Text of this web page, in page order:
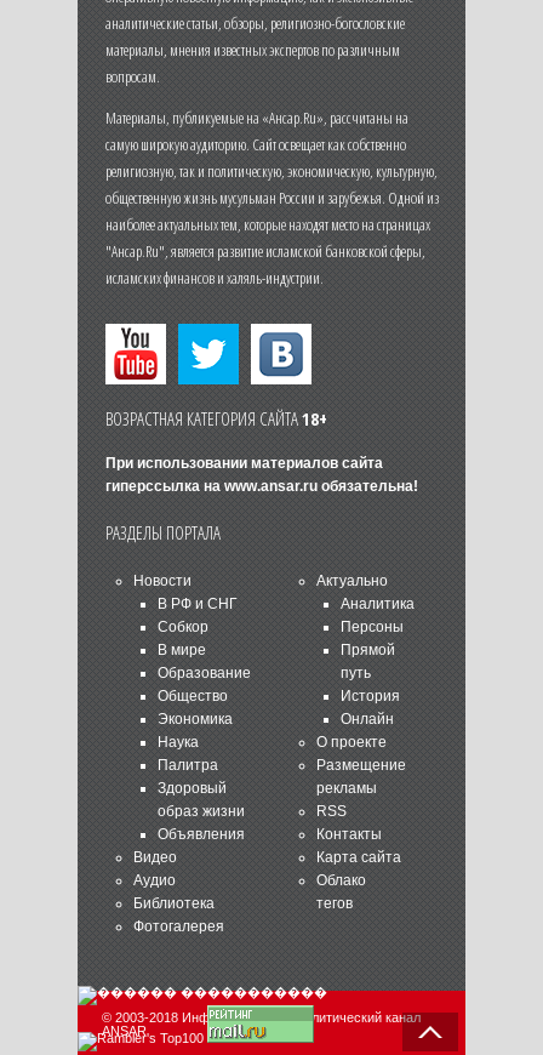
аналитические статьи, обзоры, религиозно-богословские
материалы, мнения известных экспертов по различным
вопросам.
Материалы, публикуемые на «Ансар.Ru», рассчитаны на
самую широкую аудиторию. Сайт освещает как собственно
религиозную, так и политическую, экономическую, культурную,
общественную жизнь мусульман России и зарубежья. Одной из
наиболее актуальных тем, которые находят место на страницах
"Ансар.Ru", является развитие исламской банковской сферы,
исламских финансов и халяль-индустрии.
ВОЗРАСТНАЯ КАТЕГОРИЯ САЙТА18+
При использовании материалов сайта
гиперссылка на www.ansar.ruобязательна!
РАЗДЕЛЫ ПОРТАЛА
Новости
В РФ и СНГ
Собкор
В мире
Образование
Общество
Экономика
Наука
Палитра
Здоровый
образ жизни
Объявления
Видео
Аудио
Библиотека
Фотогалерея
Актуально
Аналитика
Персоны
Прямой
путь
История
Онлайн
О проекте
Размещение
рекламы
RSS
Контакты
Карта сайта
Облако
тегов
© 2003-2018 Информационно-аналитический канал
ANSAR